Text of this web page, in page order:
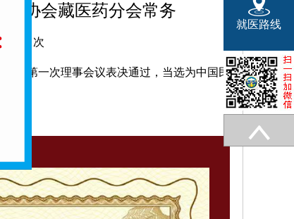
药协会藏医药分会常务
数： 次
届第一次理事会议表决通过，当选为中国民
就医路线